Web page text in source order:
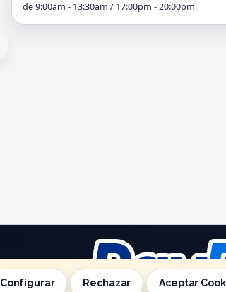
Configurar Rechazar Aceptar
de 9:00am - 13:30am / 17:00pm - 20:00pm